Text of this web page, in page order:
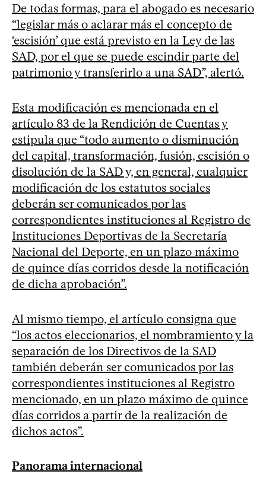
De todas formas, para el abogado es necesario
“legislar más o aclarar más el concepto de
‘escisión’ que está previsto en la Ley de las
SAD, por el que se puede escindir parte del
patrimonio y transferirlo a una SAD”, alertó.
Esta modificación es mencionada en el
artículo 83 de la Rendición de Cuentas y
estipula que “todo aumento o disminución
del capital, transformación, fusión, escisión o
disolución de la SAD y, en general, cualquier
modificación de los estatutos sociales
deberán ser comunicados por las
correspondientes instituciones al Registro de
Instituciones Deportivas de la Secretaría
Nacional del Deporte, en un plazo máximo
de quince días corridos desde la notificación
de dicha aprobación”.
Al mismo tiempo, el artículo consigna que
“los actos eleccionarios, el nombramiento y la
separación de los Directivos de la SAD
también deberán ser comunicados por las
correspondientes instituciones al Registro
mencionado, en un plazo máximo de quince
días corridos a partir de la realización de
dichos actos”.
Panorama internacional